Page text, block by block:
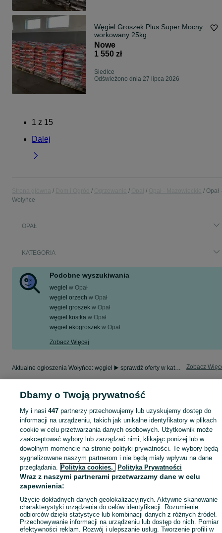
Węgiel Groszek Plus Super Mocny
workowany 25kg
Nowe
1 550 zł
Siedlce
Odświeżono dnia 27 lipca 2026
1 z 15
Dalej
Opał -
Wołyńce
OPAŁ
KATEGORIA
Podobne wyszukiwania
wegiel w Opał
węgiel orzech w Opał
węgiel groszek w Opał
węgiel kostka w Opał
węgiel ekogroszek w Opał
Zobacz Więcej
Aktualne ogłoszenia Wołyńce: węgiel ▶️ sprawdź oferty w kategorii Opał i kupuj taniej na OLX.pl! Zobacz
Mapa kategorii
Mapa miejscowości
Mapa ministron
Popularne wyszukiwania
Dbamy o Twoją prywatność
My i nasi447 partnerzy przechowujemy lub uzyskujemy dostęp do
informacji na urządzeniu, takich jak unikalne identyfikatory w plikach
cookie w celu przetwarzania danych osobowych. Użytkownik może
zaakceptować wybory lub zarządzać nimi, klikając poniżej lub w
dowolnym momencie na stronie polityki prywatności. Te wybory będą
sygnalizowane naszym partnerom i nie będą miały wpływu na dane
przeglądania. Polityka cookies, Polityka Prywatności
Wraz z naszymi partnerami przetwarzamy dane w celu
zapewnienia:
Użycie dokładnych danych geolokalizacyjnych. Aktywne skanowanie
charakterystyki urządzenia do celów identyfikacji. Rozumienie
odbiorców dzięki statystyce lub kombinacji danych z różnych źródeł.
Przechowywanie informacji na urządzeniu lub dostęp do nich. Pomiar
efektywności reklam. Rozwój i ulepszanie usług. Tworzenie profili w